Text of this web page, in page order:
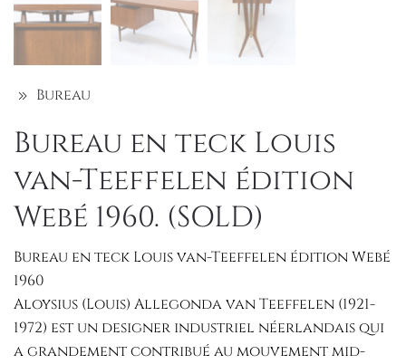
Bureau
Bureau en teck Louis
van-Teeffelen édition
Webé 1960. (SOLD)
Bureau en teck Louis van-Teeffelen édition Webé
1960
Aloysius (Louis) Allegonda van Teeffelen (1921-
1972) est un designer industriel néerlandais qui
a grandement contribué au mouvement mid-